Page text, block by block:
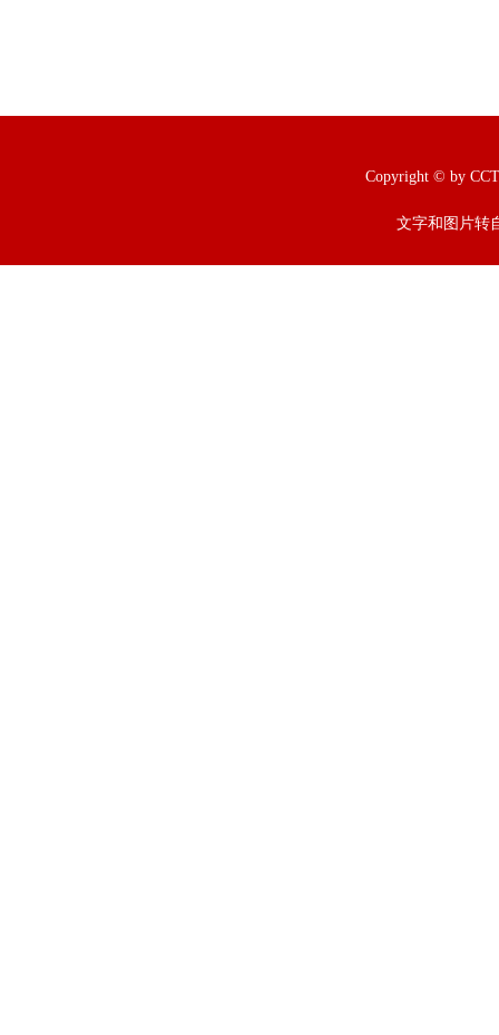
Copyright © by
文字和图片转